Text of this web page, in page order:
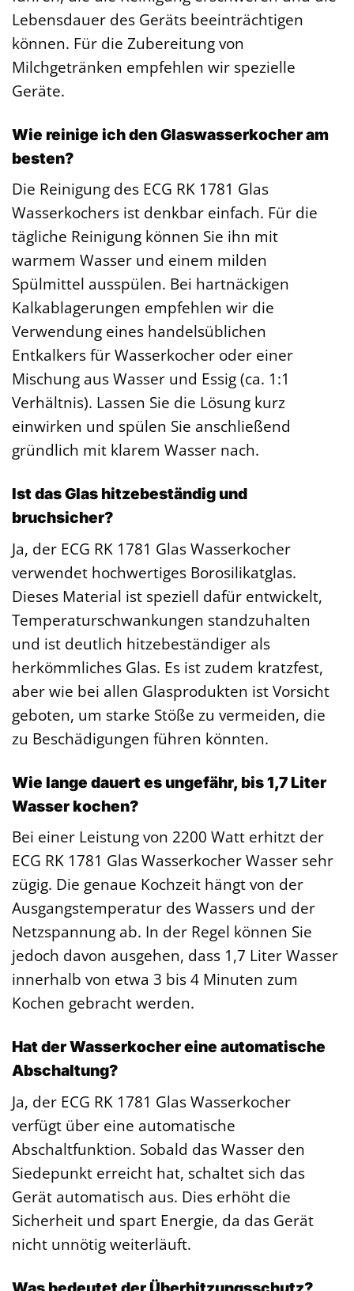
Lebensdauer des Geräts beeinträchtigen
können. Für die Zubereitung von
Milchgetränken empfehlen wir spezielle
Geräte.
Wie reinige ich den Glaswasserkocher am
besten?
Die Reinigung des ECG RK 1781 Glas
Wasserkochers ist denkbar einfach. Für die
tägliche Reinigung können Sie ihn mit
warmem Wasser und einem milden
Spülmittel ausspülen. Bei hartnäckigen
Kalkablagerungen empfehlen wir die
Verwendung eines handelsüblichen
Entkalkers für Wasserkocher oder einer
Mischung aus Wasser und Essig (ca. 1:1
Verhältnis). Lassen Sie die Lösung kurz
einwirken und spülen Sie anschließend
gründlich mit klarem Wasser nach.
Ist das Glas hitzebeständig und
bruchsicher?
Ja, der ECG RK 1781 Glas Wasserkocher
verwendet hochwertiges Borosilikatglas.
Dieses Material ist speziell dafür entwickelt,
Temperaturschwankungen standzuhalten
und ist deutlich hitzebeständiger als
herkömmliches Glas. Es ist zudem kratzfest,
aber wie bei allen Glasprodukten ist Vorsicht
geboten, um starke Stöße zu vermeiden, die
zu Beschädigungen führen könnten.
Wie lange dauert es ungefähr, bis 1,7 Liter
Wasser kochen?
Bei einer Leistung von 2200 Watt erhitzt der
ECG RK 1781 Glas Wasserkocher Wasser sehr
zügig. Die genaue Kochzeit hängt von der
Ausgangstemperatur des Wassers und der
Netzspannung ab. In der Regel können Sie
jedoch davon ausgehen, dass 1,7 Liter Wasser
innerhalb von etwa 3 bis 4 Minuten zum
Kochen gebracht werden.
Hat der Wasserkocher eine automatische
Abschaltung?
Ja, der ECG RK 1781 Glas Wasserkocher
verfügt über eine automatische
Abschaltfunktion. Sobald das Wasser den
Siedepunkt erreicht hat, schaltet sich das
Gerät automatisch aus. Dies erhöht die
Sicherheit und spart Energie, da das Gerät
nicht unnötig weiterläuft.